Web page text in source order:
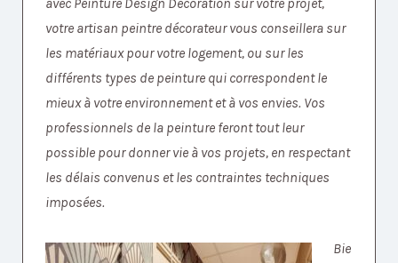
votre artisan peintre décorateur vous conseillera sur
les matériaux pour votre logement, ou sur les
différents types de peinture qui correspondent le
mieux à votre environnement et à vos envies. Vos
professionnels de la peinture feront tout leur
possible pour donner vie à vos projets, en respectant
les délais convenus et les contraintes techniques
imposées.
Bie